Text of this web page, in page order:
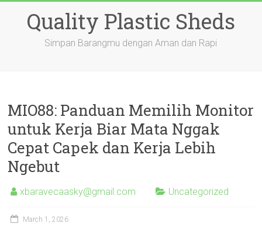
contentQuality Plastic Sheds
Simpan Barangmu dengan Aman dan Rapi
MIO88: Panduan Memilih Monitor
untuk Kerja Biar Mata Nggak
Cepat Capek dan Kerja Lebih
Ngebut
xbaravecaasky@gmail.com Uncategorized
March 1, 2026